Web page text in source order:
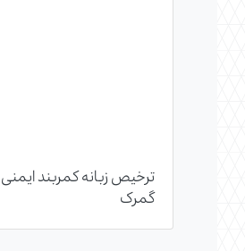
ترخیص زبانه کمربند ایمنی
گمرک